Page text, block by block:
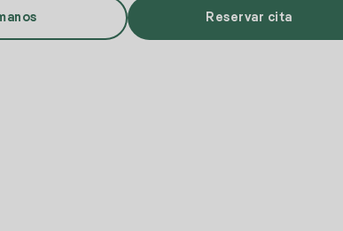
Reservar cita